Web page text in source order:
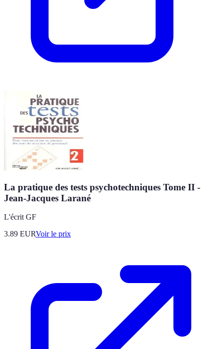
La pratique des tests psychotechniques Tome II -
Jean-Jacques Larané
L'écrit GF
3.89 EURVoir le prix